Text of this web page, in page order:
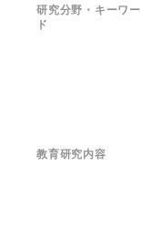
研究分野・キーワー
ド
教育研究内容